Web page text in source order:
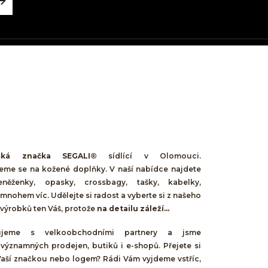
značka SEGALI® sídlící v Olomouci.
se na kožené doplňky. V naší nabídce najdete
opasky, crossbagy, tašky, kabelky,
víc. Udělejte si radost a vyberte si z našeho
ten Váš, protože na detailu záleží...
s velkoobchodními partnery a jsme
prodejen, butiků i e-shopů. Přejete si
značkou nebo logem? Rádi Vám vyjdeme vstříc,